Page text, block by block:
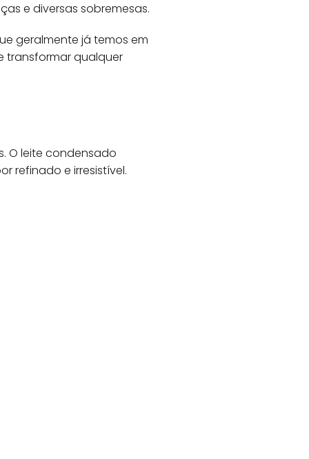
e diversas sobremesas.
geralmente já temos em
transformar qualquer
O leite condensado
refinado e irresistível.